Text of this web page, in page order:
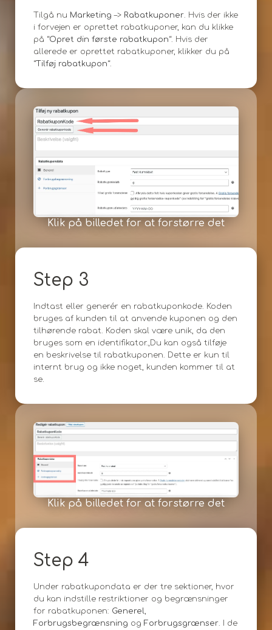
Tilgå nu Marketing –> Rabatkuponer. Hvis der ikke
i forvejen er oprettet rabatkuponer, kan du klikke
på “Opret din første rabatkupon“. Hvis der
allerede er oprettet rabatkuponer, klikker du på
“Tilføj rabatkupon“.
Step 3
Indtast eller generér en rabatkuponkode. Koden
bruges af kunden til at anvende kuponen og den
tilhørende rabat. Koden skal være unik, da den
bruges som en identifikator.,Du kan også tilføje
en beskrivelse til rabatkuponen. Dette er kun til
internt brug og ikke noget, kunden kommer til at
se.
Klik på billedet for at forstørre det
Step 4
Under rabatkupondata er der tre sektioner, hvor
du kan indstille restriktioner og begrænsninger
for rabatkuponen: Generel,
Forbrugsbegrænsning og Forbrugsgrænser. I de
Klik på billedet for at forstørre det